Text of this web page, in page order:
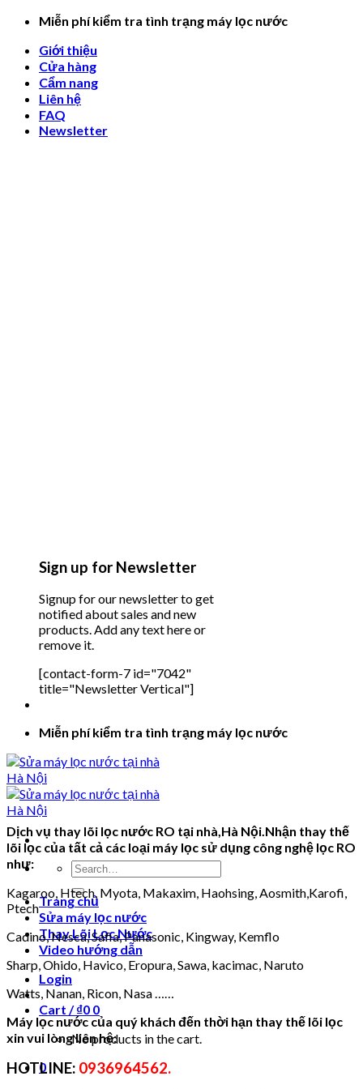
Skip
content
Miễn phí kiểm tra tình trạng máy lọc nước
Giới thiệu
Cửa hàng
Cẩm nang
Liên hệ
FAQ
Newsletter
Sign up for Newsletter
Signup for our newsletter to get
notified about sales and new
products. Add any text here or
remove it.
[contact-form-7 id="7042"
title="Newsletter Vertical"]
Miễn phí kiểm tra tình trạng máy lọc nước
Search
for:
Trang chủ
Sửa máy lọc nước
Thay Lõi Lọc Nước
Video hướng dẫn
Login
Cart /₫0 0
No products in the cart.
0
Dịch vụ thay lõi lọc nước RO tại nhà,Hà Nội.Nhận thay thế
lõi lọc của tất cả các loại máy lọc sử dụng công nghệ lọc RO
như:
Kagaroo, Htech, Myota, Makaxim, Haohsing, Aosmith,Karofi,
Ptech
Cadino, Nesca, Safia, Panasonic, Kingway, Kemflo
Sharp, Ohido, Havico, Eropura, Sawa, kacimac, Naruto
Watts, Nanan, Ricon, Nasa ……
Máy lọc nước của quý khách đến thời hạn thay thế lõi lọc
xin vui lòng liên hệ:
HOTLINE: 0936964562.